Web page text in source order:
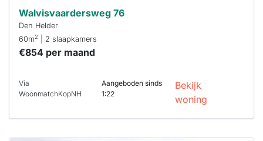
Walvisvaardersweg 76
Den Helder
60m2 | 2 slaapkamers
€854 per maand
Via
WoonmatchKopNH
Aangeboden sinds
1:22
Bekijk
woning